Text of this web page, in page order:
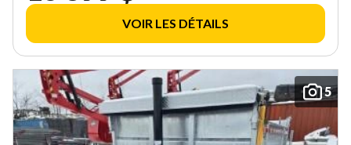
VOIR LES DÉTAILS
5